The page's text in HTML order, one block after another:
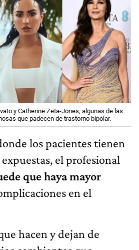
y Catherine Zeta-Jones, algunas de las
que padecen de trastorno bipolar.
los pacientes tienen
el profesional
que haya mayor
en el
hacen y dejan de